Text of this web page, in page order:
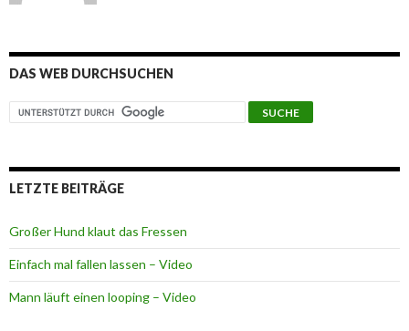
DAS WEB DURCHSUCHEN
LETZTE BEITRÄGE
Großer Hund klaut das Fressen
Einfach mal fallen lassen – Video
Mann läuft einen looping – Video